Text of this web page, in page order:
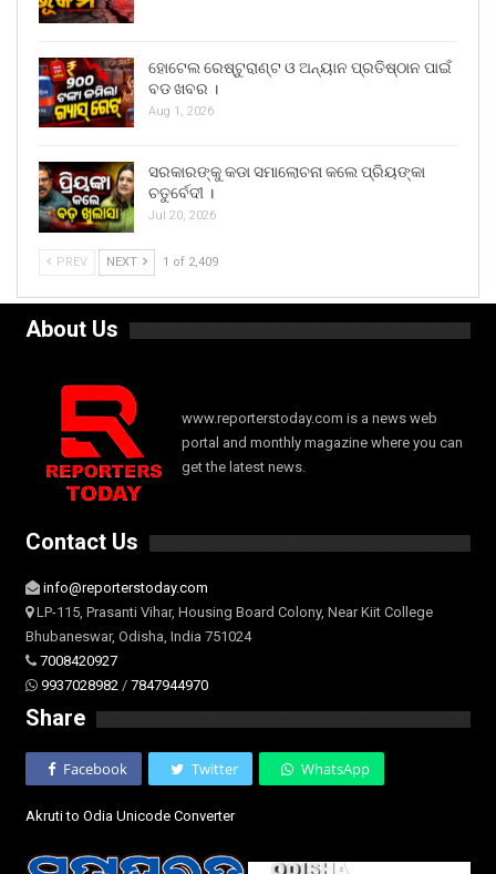
ହୋଟେଲ ରେଷ୍ଟୁରାଣ୍ଟ ଓ ଅନ୍ୟାନ ପ୍ରତିଷ୍ଠାନ ପାଇଁ
ବଡ ଖବର ।
Aug 1, 2026
ସରକାରଙ୍କୁ କଡା ସମାଲୋଚନା କଲେ ପ୍ରିୟଙ୍କା
ଚତୁର୍ବେଦୀ ।
Jul 20, 2026
PREV NEXT 1 of 2,409
About Us
www.reporterstoday.com is a news web
portal and monthly magazine where you can
get the latest news.
Contact Us
info@reporterstoday.com
LP-115, Prasanti Vihar, Housing Board Colony, Near Kiit College
Bhubaneswar, Odisha, India 751024
7008420927
9937028982 / 7847944970
Share
Facebook Twitter WhatsApp
Akruti to Odia Unicode Converter